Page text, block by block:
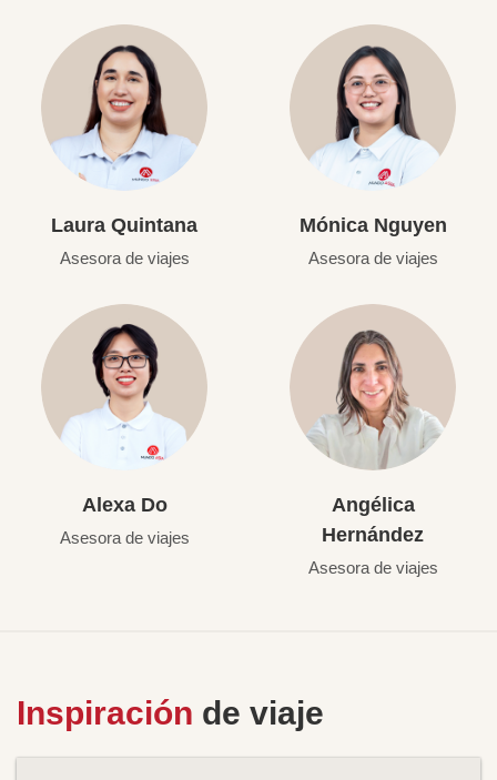
Laura Quintana
Asesora de viajes
Mónica Nguyen
Asesora de viajes
Alexa Do
Asesora de viajes
Angélica
Hernández
Asesora de viajes
Inspiración de viaje